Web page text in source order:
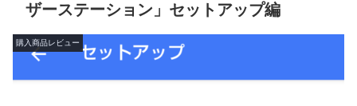
ザーステーション」セットアップ編
購入商品レビュー